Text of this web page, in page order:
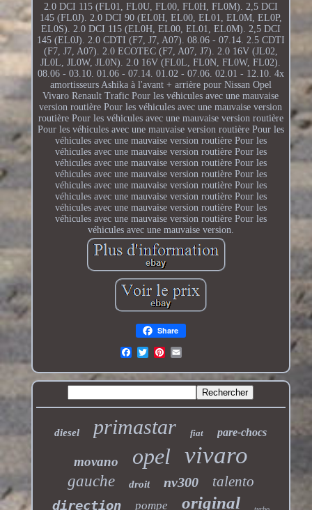
2.0 DCI 115 (FL01, FL0U, FL00, FL0H, FL0M). 2,5 DCI
145 (FL0J). 2.0 DCI 90 (EL0H, EL00, EL01, EL0M, EL0P,
EL0S). 2.0 DCI 115 (EL0H, EL00, EL01, EL0M). 2,5 DCI
145 (EL0J). 2.0 CDTI (F7, J7, A07). 08.06 - 07.14. 2.5 CDTI
(F7, J7, A07). 2.0 ECOTEC (F7, A07, J7). 2.0 16V (JL02,
JL0L, JL0W, JL0N). 2.0 16V (FL0L, FL0N, FL0W, FL02).
08.06 - 03.10. 01.06 - 07.14. 01.02 - 07.06. 02.01 - 12.10. 4x
amortisseurs Ashika à l'avant + arrière pour Nissan Opel
Vivaro Renault Trafic Pour les véhicules avec une mauvaise
version routière Pour les véhicules avec une mauvaise version
routière Pour les véhicules avec une mauvaise version routière
Pour les véhicules avec une mauvaise version routière Pour les
véhicules avec une mauvaise version routière Pour les
véhicules avec une mauvaise version routière Pour les
véhicules avec une mauvaise version routière Pour les
véhicules avec une mauvaise version routière Pour les
véhicules avec une mauvaise version routière Pour les
véhicules avec une mauvaise version routière Pour les
véhicules avec une mauvaise version routière Pour les
véhicules avec une mauvaise version routière Pour les
véhicules avec une mauvaise version.
Share
diesel primastar fiat pare-chocs
movano opel vivaro
gauche droit nv300 talento
direction pompe original